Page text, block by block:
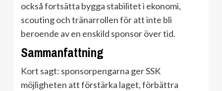
också fortsätta bygga stabilitet i ekonomi,
scouting och tränarrollen för att inte bli
beroende av en enskild sponsor över tid.
Sammanfattning
Kort sagt: sponsorpengarna ger SSK
möjligheten att förstärka laget, förbättra